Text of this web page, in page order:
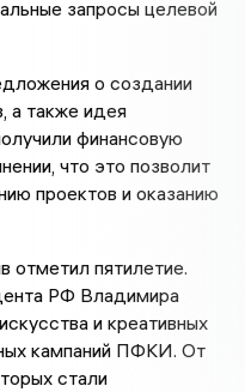
запросы целевой
о создании
а также идея
финансовую
что это позволит
проектов и оказанию
отметил пятилетие.
РФ Владимира
и креативных
кампаний ПФКИ. От
стали